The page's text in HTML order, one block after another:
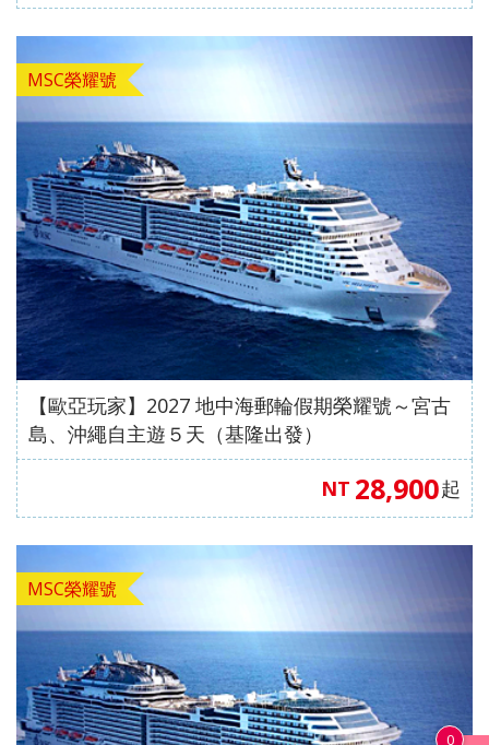
0
MSC榮耀號
【歐亞玩家】2027 地中海郵輪假期榮耀號～宮古
島、沖繩自主遊５天（基隆出發）
NT 28,900起
MSC榮耀號